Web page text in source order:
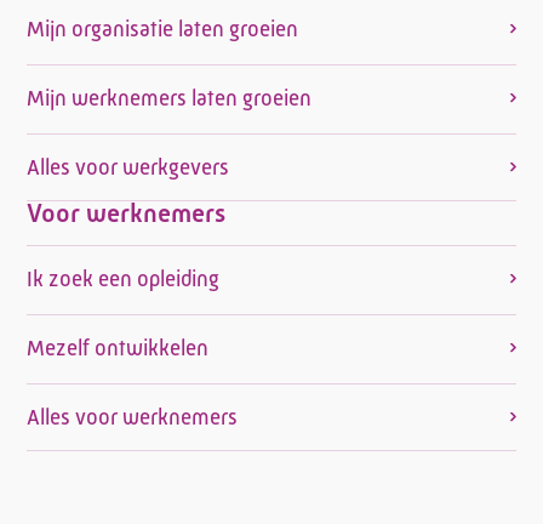
Mijn organisatie laten groeien
Mijn werknemers laten groeien
Alles voor werkgevers
Voor werknemers
Ik zoek een opleiding
Mezelf ontwikkelen
Alles voor werknemers